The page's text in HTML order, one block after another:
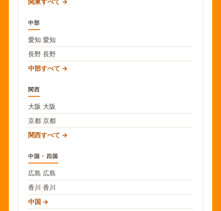
中部
愛知 愛知
長野 長野
中部すべて
関西
大阪 大阪
京都 京都
関西すべて
中国・四国
広島 広島
香川 香川
中国